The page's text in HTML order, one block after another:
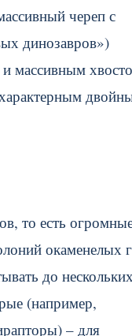
череп с
динозавров»)
массивным
то есть
окаменелых
до
(например,
– для